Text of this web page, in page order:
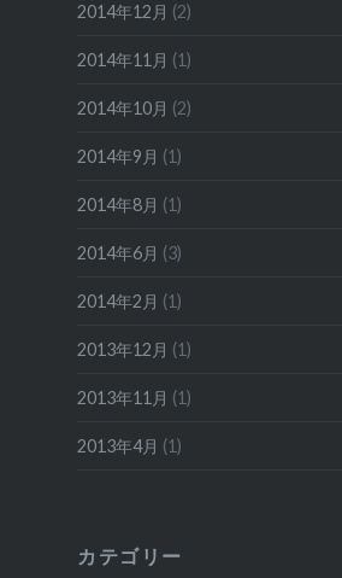
2014年12月 (2)
2014年11月 (1)
2014年10月 (2)
2014年9月 (1)
2014年8月 (1)
2014年6月 (3)
2014年2月 (1)
2013年12月 (1)
2013年11月 (1)
2013年4月 (1)
カテゴリー